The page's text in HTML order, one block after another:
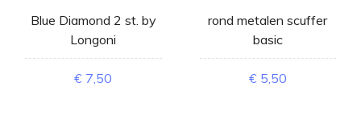
Blue Diamond 2 st. by
Longoni
€ 7,50
rond metalen scuffer
basic
€ 5,50